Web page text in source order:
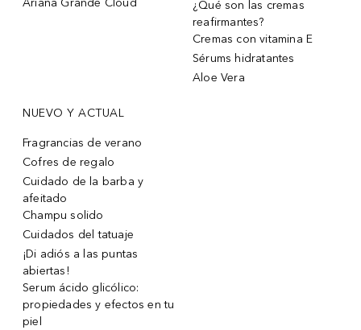
Ariana Grande Cloud
¿Qué son las cremas
reafirmantes?
Cremas con vitamina E
Sérums hidratantes
Aloe Vera
NUEVO Y ACTUAL
Fragrancias de verano
Cofres de regalo
Cuidado de la barba y
afeitado
Champu solido
Cuidados del tatuaje
¡Di adiós a las puntas
abiertas!
Serum ácido glicólico:
propiedades y efectos en tu
piel